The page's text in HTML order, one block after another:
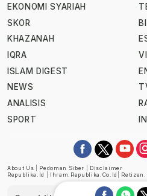
EKONOMI SYARIAH
SKOR
KHAZANAH
IQRA
ISLAM DIGEST
NEWS
ANALISIS
SPORT
About Us Pedoman Siber
Disclaimer
Republika.id
Ihram.republika.co.id